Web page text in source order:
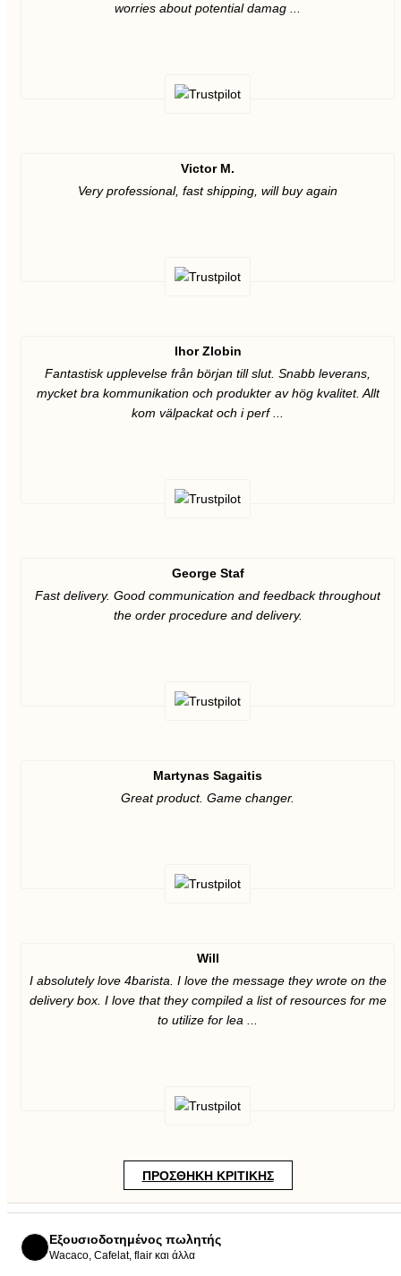
worries about potential damag ...
Victor M.
Very professional, fast shipping, will buy again
Ihor Zlobin
Fantastisk upplevelse från början till slut. Snabb leverans,
mycket bra kommunikation och produkter av hög kvalitet. Allt
kom välpackat och i perf ...
George Staf
Fast delivery. Good communication and feedback throughout
the order procedure and delivery.
Martynas Sagaitis
Great product. Game changer.
Will
I absolutely love 4barista. I love the message they wrote on the
delivery box. I love that they compiled a list of resources for me
to utilize for lea ...
ΠΡΟΣΘΉΚΗ ΚΡΙΤΙΚΉΣ
Εξουσιοδοτημένος πωλητής
Wacaco, Cafelat, flair και άλλα